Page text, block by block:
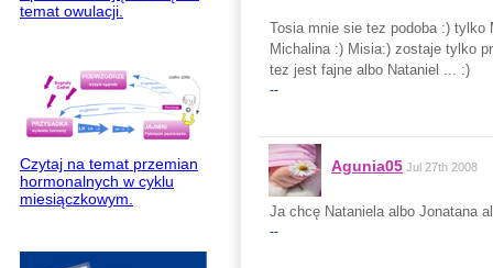
temat owulacji.
Czytaj na temat przemian
hormonalnych w cyklu
miesiączkowym.
Tosia mnie sie tez podoba :) tylko
Michalina :) Misia:) zostaje tylko
tez jest fajne albo Nataniel ... :)
--
Agunia05 Jul 27th 2008
Ja chcę Nataniela albo Jonatana
--